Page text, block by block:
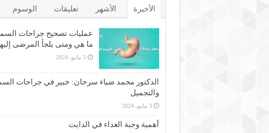
الأخيرة الأشهر تعليقات الوسوم
عمليات تصحيح جراحات
ما هي ومتى يلجأ المرضى
3 مايو، 2024
الدكتور محمد ضياء سرحان: خبير في جراحات
والتجميل
3 مايو، 2024
أهمية وجبة الغداء في الدايت